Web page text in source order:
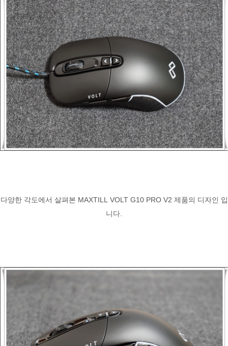
다양한 각도에서 살펴본 MAXTILL VOLT G10 PRO V2 제품의 디자인 입
니다.